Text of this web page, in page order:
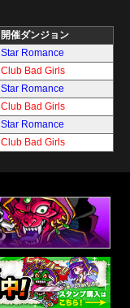
開催ダンジョン
Star Romance
Club Bad Girls
Star Romance
Club Bad Girls
Star Romance
Club Bad Girls